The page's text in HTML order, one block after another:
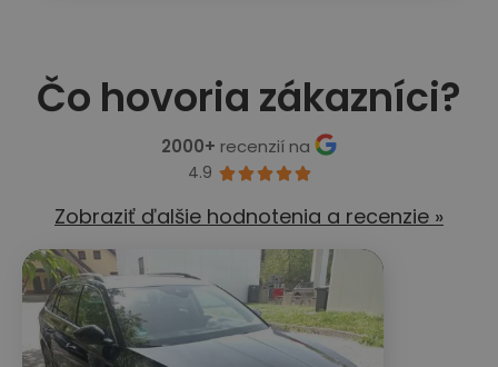
Čo hovoria zákazníci?
2000+ recenzií na
4.9 
Zobraziť ďalšie hodnotenia a recenzie »